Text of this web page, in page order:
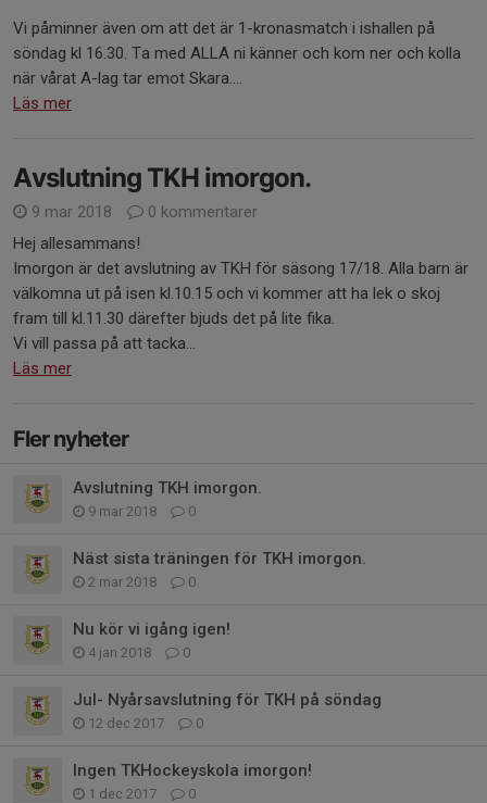
Vi påminner även om att det är 1-kronasmatch i ishallen på
söndag kl 16.30. Ta med ALLA ni känner och kom ner och kolla
när vårat A-lag tar emot Skara....
Läs mer
Avslutning TKH imorgon.
9 mar 2018
0 kommentarer
Hej allesammans!
Imorgon är det avslutning av TKH för säsong 17/18. Alla barn är
välkomna ut på isen kl.10.15 och vi kommer att ha lek o skoj
fram till kl.11.30 därefter bjuds det på lite fika.
Vi vill passa på att tacka...
Läs mer
Fler nyheter
Avslutning TKH imorgon.
9 mar 2018 0
Näst sista träningen för TKH imorgon.
2 mar 2018 0
Nu kör vi igång igen!
4 jan 2018 0
Jul- Nyårsavslutning för TKH på söndag
12 dec 2017 0
Ingen TKHockeyskola imorgon!
1 dec 2017 0